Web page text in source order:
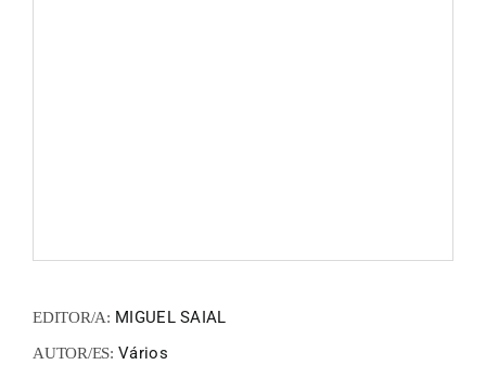
EDITOR/A: MIGUEL SAIAL
AUTOR/ES: Vários